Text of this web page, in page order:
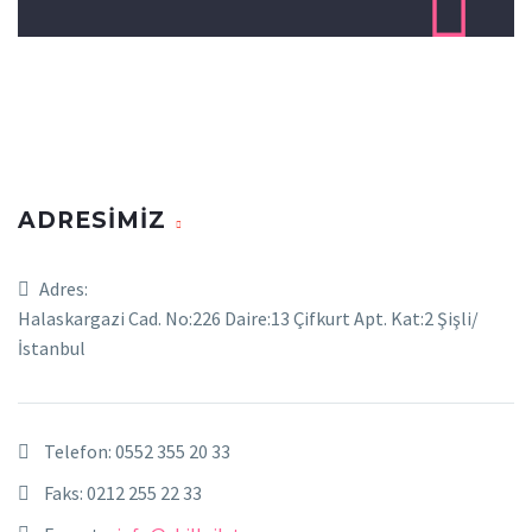
ADRESİMİZ
Adres:
Halaskargazi Cad. No:226 Daire:13 Çifkurt Apt. Kat:2 Şişli/
İstanbul
Telefon: 0552 355 20 33
Faks: 0212 255 22 33